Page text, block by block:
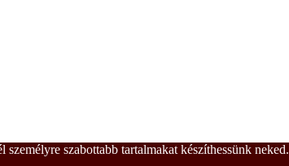
szabottabb tartalmakat készíthessünk neked.